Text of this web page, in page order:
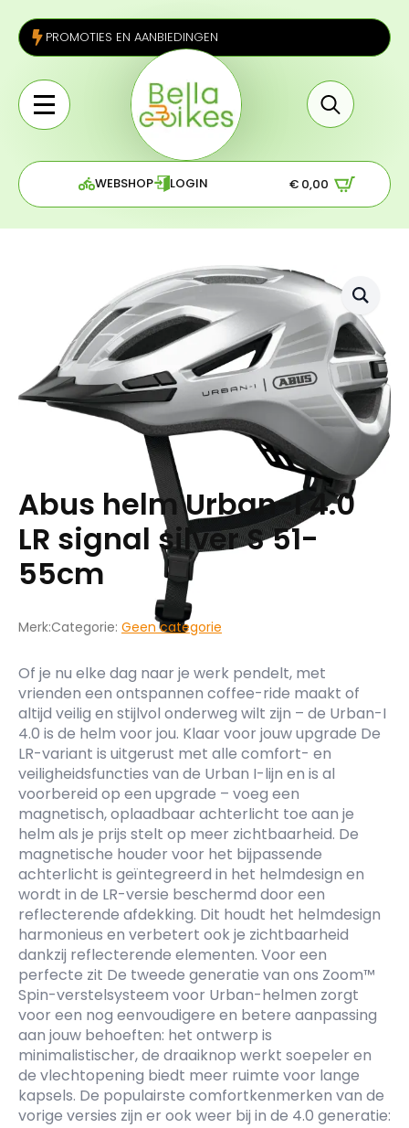
PROMOTIES EN AANBIEDINGEN
for:
WEBSHOP LOGIN € 0,00
Abus helm Urban-I 4.0
LR signal silver S 51-
55cm
Merk:Categorie: Geen categorie
Of je nu elke dag naar je werk pendelt, met
vrienden een ontspannen coffee-ride maakt of
altijd veilig en stijlvol onderweg wilt zijn – de Urban-I
4.0 is de helm voor jou. Klaar voor jouw upgrade De
LR-variant is uitgerust met alle comfort- en
veiligheidsfuncties van de Urban I-lijn en is al
voorbereid op een upgrade – voeg een
magnetisch, oplaadbaar achterlicht toe aan je
helm als je prijs stelt op meer zichtbaarheid. De
magnetische houder voor het bijpassende
achterlicht is geïntegreerd in het helmdesign en
wordt in de LR-versie beschermd door een
reflecterende afdekking. Dit houdt het helmdesign
harmonieus en verbetert ook je zichtbaarheid
dankzij reflecterende elementen. Voor een
perfecte zit De tweede generatie van ons Zoom™
Spin-verstelsysteem voor Urban-helmen zorgt
voor een nog eenvoudigere en betere aanpassing
aan jouw behoeften: het ontwerp is
minimalistischer, de draaiknop werkt soepeler en
de vlechtopening biedt meer ruimte voor lange
kapsels. De populairste comfortkenmerken van de
vorige versies zijn er ook weer bij in de 4.0 generatie: